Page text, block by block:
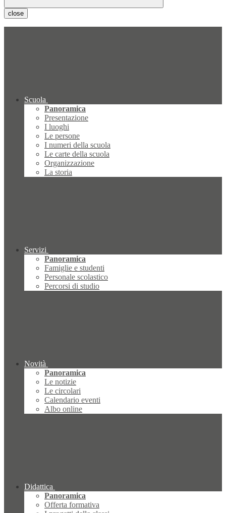
close
Scuola
Panoramica
Presentazione
I luoghi
Le persone
I numeri della scuola
Le carte della scuola
Organizzazione
La storia
Servizi
Panoramica
Famiglie e studenti
Personale scolastico
Percorsi di studio
Novità
Panoramica
Le notizie
Le circolari
Calendario eventi
Albo online
Didattica
Panoramica
Offerta formativa